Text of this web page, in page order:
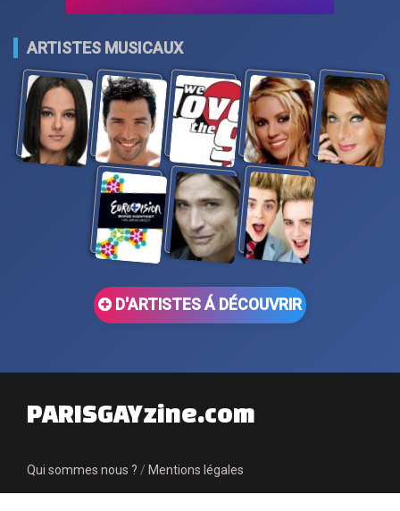
ARTISTES MUSICAUX
D'ARTISTES Á DÉCOUVRIR
PARISGAYzine.com
Qui sommes nous ? / Mentions légales